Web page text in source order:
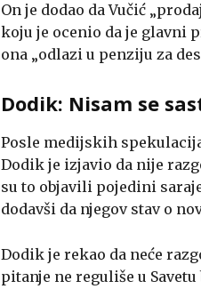
On je dodao da Vučić
koju je ocenio da je glavni
ona „odlazi u penziju za
Dodik: Nisam se
Posle medijskih
Dodik je izjavio da nije
su to objavili pojedini
dodavši da njegov stav o
Dodik je rekao da neće
pitanje ne reguliše u